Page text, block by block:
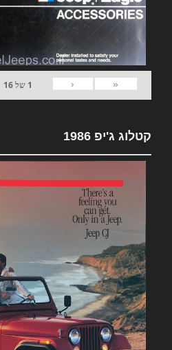
«
‹
1 של16
קטלוג ג'יפ 1986